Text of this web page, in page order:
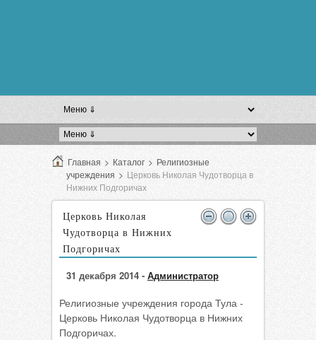
Главная > Каталог > Религиозные
учреждения > Церковь Николая Чудотворца в
Нижних Подгоричах
Церковь Николая
Чудотворца в Нижних
Подгоричах
31 декабря 2014 - Администратор
Религиозные учреждения города Тула -
Церковь Николая Чудотворца в Нижних
Подгоричах.